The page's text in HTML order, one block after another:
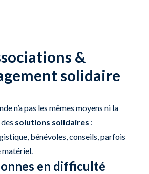
&
solidaire
n’a pas les mêmes moyens ni la
solutions solidaires :
bénévoles, conseils, parfois
matériel.
en difficulté